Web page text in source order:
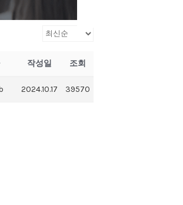
작성일 조회
2024.10.17 39570